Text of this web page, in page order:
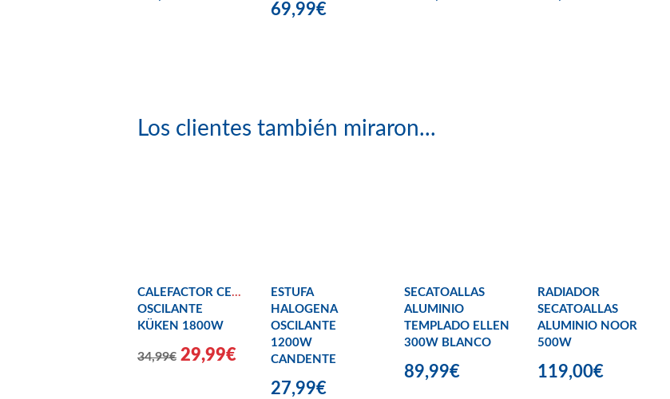
69,99€
Los clientes también miraron...
CALEFACTOR CERÁMICO
OSCILANTE
KÜKEN 1800W
34,99€ 29,99€
ESTUFA
HALOGENA
OSCILANTE
1200W
CANDENTE
27,99€
SECATOALLAS
ALUMINIO
TEMPLADO ELLEN
300W BLANCO
89,99€
RADIADOR
SECATOALLAS
ALUMINIO NOOR
500W
119,00€